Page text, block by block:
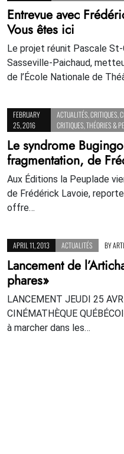
Entrevue avec
Vous êtes ici
Le projet réunit Pascale
Sasseville-Paichaud,
de l’École Nationale de
FEBRUARY
25, 2016
ACTUALITÉS CRITIQUES
CRITIQUES THÉORIES &
Le syndrome
fragmentation, de
Aux Éditions la Peuplade
de Frédérick Lavoie,
offre…
APRIL 11, 2013 ACTUALITÉS BY
Lancement de
phares»
LANCEMENT JEUDI 25
CINÉMATHÈQUE
à marcher dans les…